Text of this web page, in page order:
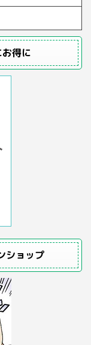
得に
ショップ